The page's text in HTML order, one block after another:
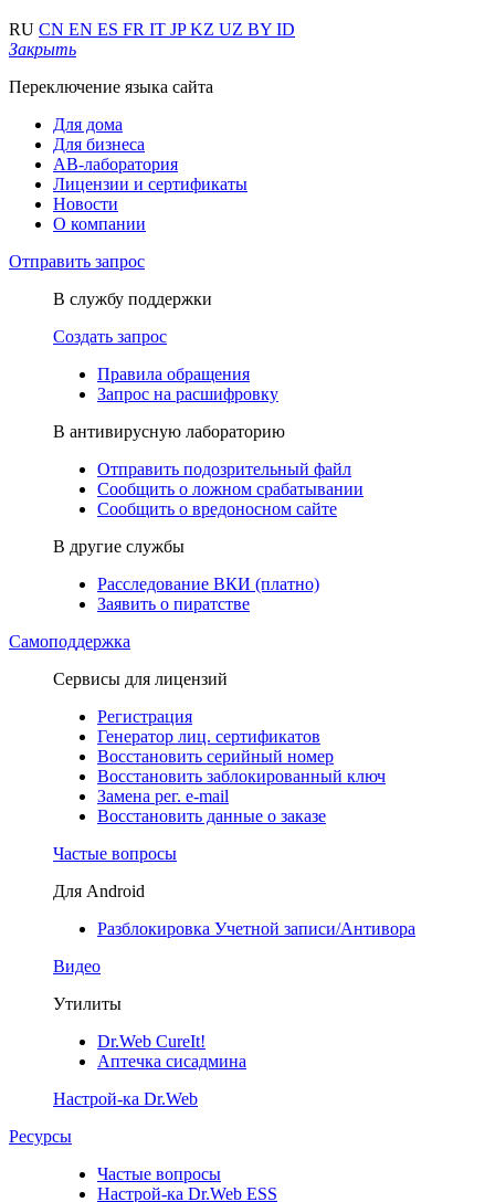
RU CN EN ES FR IT JPKZ UZ BY ID
Закрыть
Переключение языка сайта
Для дома
Для бизнеса
АВ-лаборатория
Лицензии и сертификаты
Новости
О компании
Отправить запрос
В службу поддержки
Создать запрос
Правила обращения
Запрос на расшифровку
В антивирусную лабораторию
Отправить подозрительный файл
Сообщить о ложном срабатывании
Сообщить о вредоносном сайте
В другие службы
Расследование ВКИ (платно)
Заявить о пиратстве
Самоподдержка
Сервисы для лицензий
Регистрация
Генератор лиц. сертификатов
Восстановить серийный номер
Восстановить заблокированный ключ
Замена рег. e-mail
Восстановить данные о заказе
Частые вопросы
Для Android
Разблокировка Учетной записи/Антивора
Видео
Утилиты
Dr.Web CureIt!
Аптечка сисадмина
Настрой-ка Dr.Web
Ресурсы
Частые вопросы
Настрой-ка Dr.Web ESS